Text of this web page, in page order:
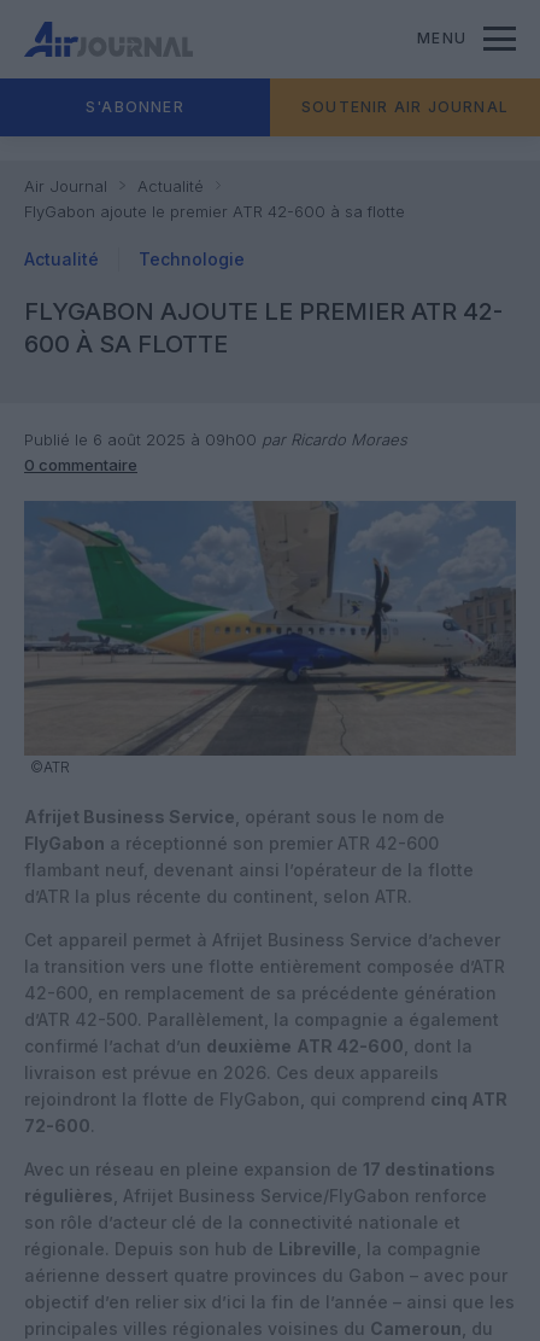
MENU
S'ABONNER SOUTENIR AIR JOURNAL
Air Journal
Actualité
FlyGabon ajoute le premier ATR 42-600 à sa flotte
Actualité Technologie
FLYGABON AJOUTE LE PREMIER ATR 42-
600 À SA FLOTTE
Publié le 6 août 2025 à 09h00 par Ricardo Moraes
0 commentaire
©ATR
Afrijet Business Service , opérant sous le nom de
FlyGabon a réceptionné son premier ATR 42-600
flambant neuf, devenant ainsi l’opérateur de la flotte
d’ATR la plus récente du continent, selon ATR.
Cet appareil permet à Afrijet Business Service d’achever
la transition vers une flotte entièrement composée d’ATR
42-600, en remplacement de sa précédente génération
d’ATR 42-500. Parallèlement, la compagnie a également
confirmé l’achat d’un deuxième ATR 42-600 , dont la
livraison est prévue en 2026. Ces deux appareils
rejoindront la flotte de FlyGabon, qui comprend cinq ATR
72-600.
Avec un réseau en pleine expansion de 17 destinations
régulières , Afrijet Business Service/FlyGabon renforce
son rôle d’acteur clé de la connectivité nationale et
régionale. Depuis son hub de Libreville , la compagnie
aérienne dessert quatre provinces du Gabon – avec pour
objectif d’en relier six d’ici la fin de l’année – ainsi que les
principales villes régionales voisines du Cameroun , du